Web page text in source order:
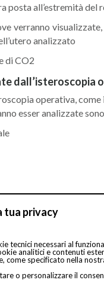
tua privacy
tecnici necessari al
analitici e contenuti
come specificato nella
o personalizzare il
posta all’estremità del
verranno visualizzate,
analizzato
di CO2
dall’isteroscopia
operativa, come
esser analizzate
CONTATTI